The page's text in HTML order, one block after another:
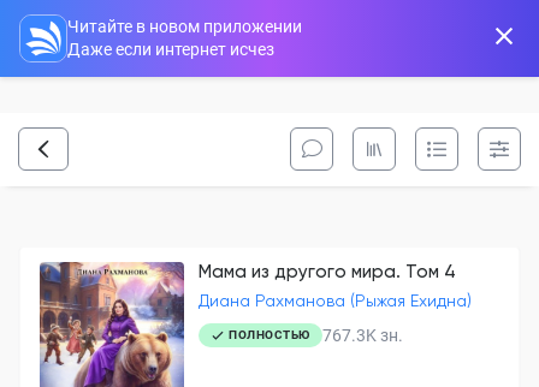
Читайте в новом приложении
Даже если интернет исчез
Мама из другого мира. Том 4
Диана Рахманова (Рыжая Ехидна)
ПОЛНОСТЬЮ 767.3K зн.